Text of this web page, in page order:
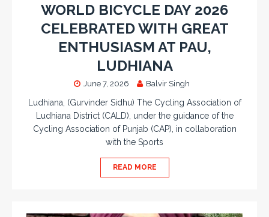
WORLD BICYCLE DAY 2026
CELEBRATED WITH GREAT
ENTHUSIASM AT PAU,
LUDHIANA
June 7, 2026 Balvir Singh
Ludhiana, (Gurvinder Sidhu) The Cycling Association of
Ludhiana District (CALD), under the guidance of the
Cycling Association of Punjab (CAP), in collaboration
with the Sports
READ MORE